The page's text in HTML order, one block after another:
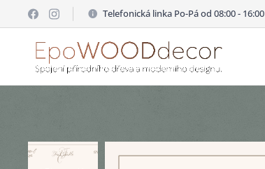
Telefonická linka Po-Pá od 08:00 - 16:00